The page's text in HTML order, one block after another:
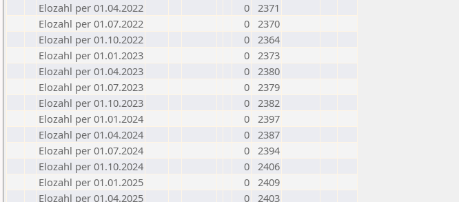
Elozahl per 01.04.2022
0 2371
Elozahl per 01.07.2022
0 2370
Elozahl per 01.10.2022
0 2364
Elozahl per 01.01.2023
0 2373
Elozahl per 01.04.2023
0 2380
Elozahl per 01.07.2023
0 2379
Elozahl per 01.10.2023
0 2382
Elozahl per 01.01.2024
0 2397
Elozahl per 01.04.2024
0 2387
Elozahl per 01.07.2024
0 2394
Elozahl per 01.10.2024
0 2406
Elozahl per 01.01.2025
0 2409
Elozahl per 01.04.2025
0 2403